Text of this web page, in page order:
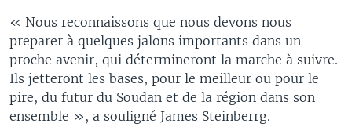
« Nous reconnaissons que nous devons nous
preparer à quelques jalons importants dans un
proche avenir, qui détermineront la marche à suivre.
Ils jetteront les bases, pour le meilleur ou pour le
pire, du futur du Soudan et de la région dans son
ensemble », a souligné James Steinberrg.